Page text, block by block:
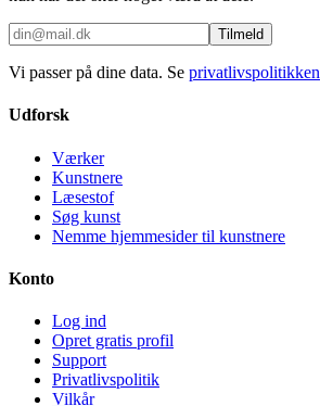
Tilmeld
Vi passer på dine data. Se privatlivspolitikken
Udforsk
Værker
Kunstnere
Læsestof
Søg kunst
Nemme hjemmesider til kunstnere
Konto
Log ind
Opret gratis profil
Support
Privatlivspolitik
Vilkår